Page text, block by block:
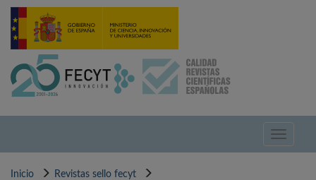
Pasar
contenido
Toggle
Inicio
Revistas sello fecyt